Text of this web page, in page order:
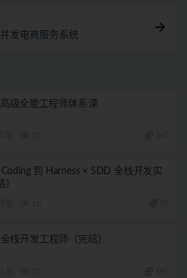
发电商服务系统
高级全能工程师体系课
到 Harness × SDD 全栈开发实
）
栈开发工程师（完结）